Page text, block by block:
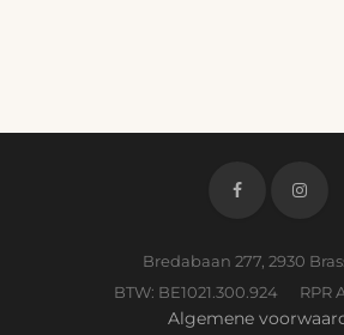
Bredabaan 277, 2930
BTW: BE1021.300.924 RPR
Algemene